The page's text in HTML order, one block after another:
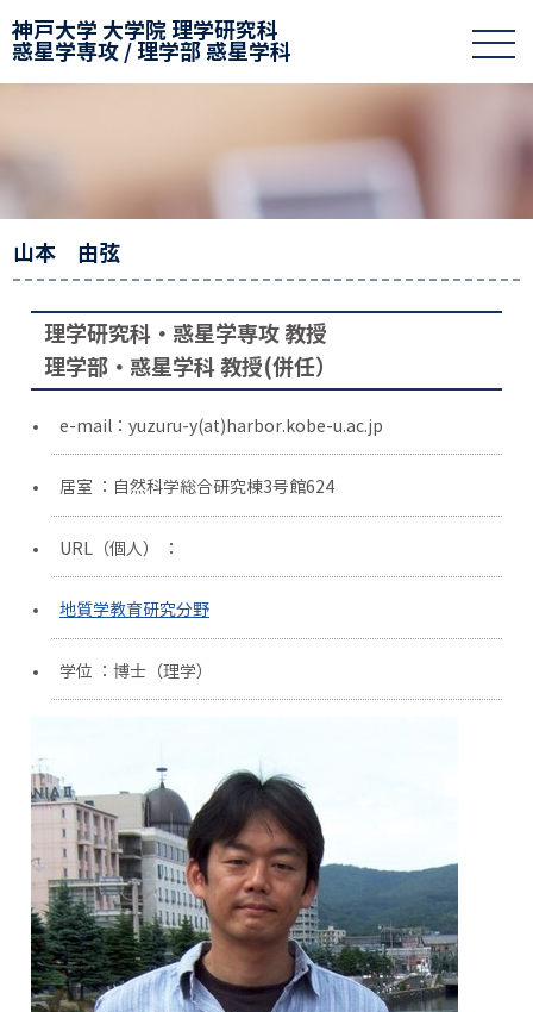
神戸大学 大学院 理学研究科
惑星学専攻 / 理学部 惑星学科
山本 由弦
理学研究科・惑星学専攻 教授
理学部・惑星学科 教授(併任）
e-mail：yuzuru-y(at)harbor.kobe-u.ac.jp
居室 ：自然科学総合研究棟3号館624
URL（個人） ：
地質学教育研究分野
学位 ：博士（理学）